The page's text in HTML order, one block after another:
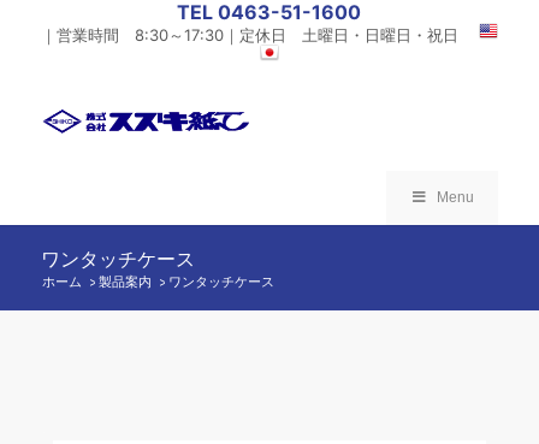
TEL 0463-51-1600
｜営業時間 8:30～17:30｜定休日 土曜日・日曜日・祝日
Menu
ワンタッチケース
ホーム /
製品案内 /
ワンタッチケース